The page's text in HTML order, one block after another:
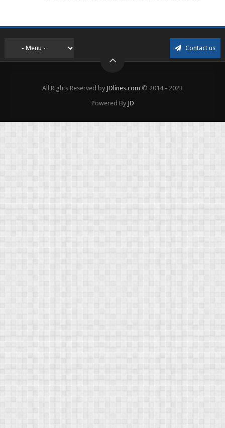
Contact us
All Rights Reserved by JDlines.com © 2014 - 2023
Powered By JD